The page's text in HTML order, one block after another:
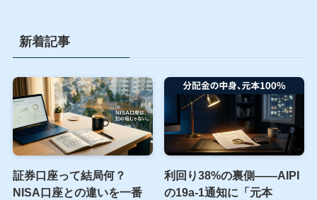
新着記事
証券口座って結局何？
NISA口座との違いを一番
利回り38%の裏側――AIPI
の19a-1通知に「元本